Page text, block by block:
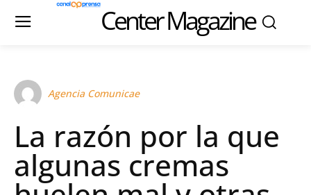
Center Magazine
Agencia Comunicae
La razón por la que
algunas cremas